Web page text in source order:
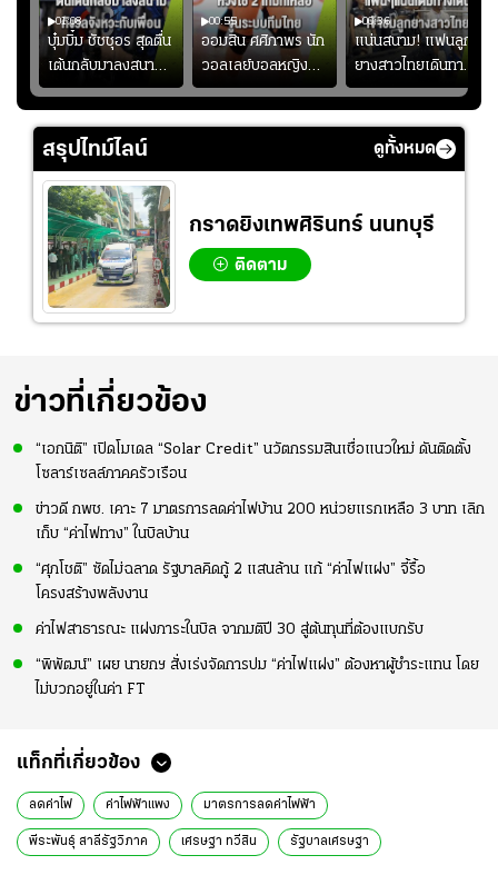
01:08
บุ๋มบิ๋ม ชัชชุอร สุดตื่น
เต้นกลับมาลงสนาม
ให้ทีมชาติ แอบกังวล
จังหวะไม่เข้ากับเพื่อน
00:55
ออมสิน ศศิภาพร นัก
วอลเลย์บอลหญิงทีม
ชาติไทย หวังใช้ 2
เกมที่เหลือ ปรับจู
00:36
แน่นสนาม! แฟนลูก
ยางสาวไทยเดินทาง
เข้ามาเชียร์สาวไทย
อย่างคึกคัก เพื่อให้
กำลังใจ ก่อนที่สาว
สรุปไทม์ไลน์ ดูทั้งหมด
กราดยิงเทพศิรินทร์ นนทบุรี
ติดตาม
ข่าวที่เกี่ยวข้อง
“เอกนิติ” เปิดโมเดล “Solar Credit” นวัตกรรมสินเชื่อแนวใหม่ ดันติดตั้ง
โซลาร์เซลล์ภาคครัวเรือน
ข่าวดี กพช. เคาะ 7 มาตรการลดค่าไฟบ้าน 200 หน่วยแรกเหลือ 3 บาท เลิก
เก็บ “ค่าไฟทาง” ในบิลบ้าน
“ศุภโชติ” ซัดไม่ฉลาด รัฐบาลคิดกู้ 2 แสนล้าน แก้ “ค่าไฟแฝง” จี้รื้อ
โครงสร้างพลังงาน
ค่าไฟสาธารณะ แฝงภาระในบิล จากมติปี 30 สู่ต้นทุนที่ต้องแบกรับ
“พิพัฒน์” เผย นายกฯ สั่งเร่งจัดการปม “ค่าไฟแฝง” ต้องหาผู้ชำระแทน โดย
ไม่บวกอยู่ในค่า FT
แท็กที่เกี่ยวข้อง
ลดค่าไฟ ค่าไฟฟ้าแพง มาตรการลดค่าไฟฟ้า
พีระพันธุ์ สาลีรัฐวิภาค เศรษฐา ทวีสิน รัฐบาลเศรษฐา